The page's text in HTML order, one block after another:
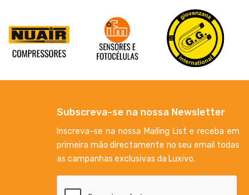
Subscreva-se na nossa Newsletter
Inscreva-se na nossa Mailing List e receba em
primeira mão directamente no seu email todas
as campanhas exclusivas da Luxivo.